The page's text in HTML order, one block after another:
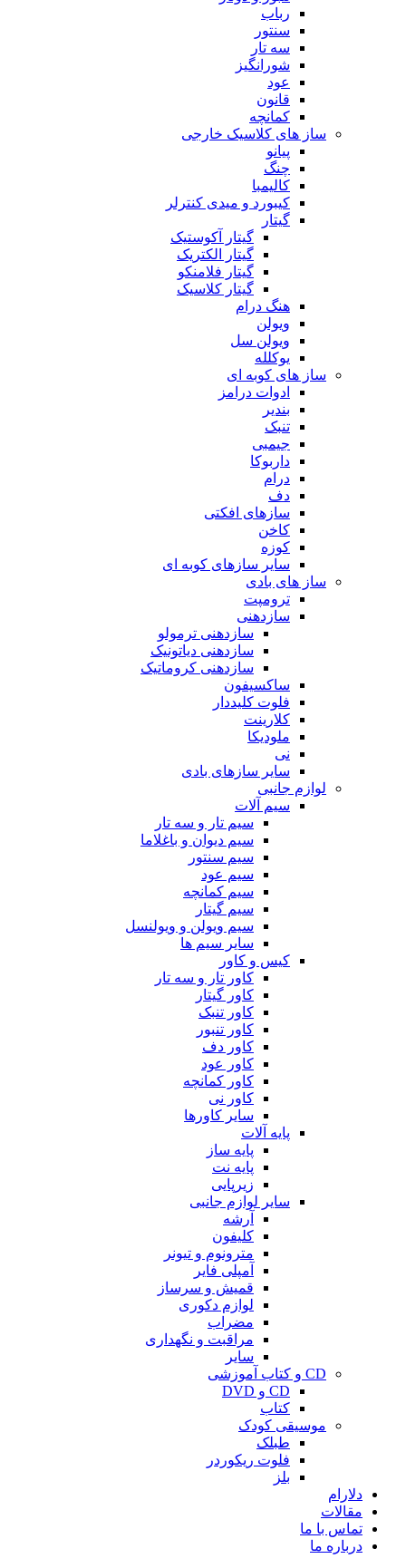
رباب
سنتور
سه تار
شورانگیز
عود
قانون
کمانچه
ساز های کلاسیک خارجی
پیانو
چنگ
کالیمبا
کیبورد و میدی کنترلر
گیتار
گیتار آکوستیک
گیتار الکتریک
گیتار فلامنکو
گیتار کلاسیک
هنگ درام
ویولن
ویولن سل
یوکلله
ساز های کوبه ای
ادوات درامز
بندیر
تنبک
جیمبی
داربوکا
درام
دف
سازهای افکتی
کاخن
کوزه
سایر سازهای کوبه ای
ساز های بادی
ترومپت
سازدهنی
سازدهنی ترمولو
سازدهنی دیاتونیک
سازدهنی کروماتیک
ساکسیفون
فلوت کلیددار
کلارینت
ملودیکا
نی
سایر سازهای بادی
لوازم جانبی
سیم آلات
سیم تار و سه تار
سیم دیوان و باغلاما
سیم سنتور
سیم عود
سیم کمانچه
سیم گیتار
سیم ویولن و ویولنسل
سایر سیم ها
کیس و کاور
کاور تار و سه تار
کاور گیتار
کاور تنبک
کاور تنبور
کاور دف
کاور عود
کاور کمانچه
کاور نی
سایر کاورها
پایه آلات
پایه ساز
پایه نت
زیرپایی
سایر لوازم جانبی
آرشه
کلیفون
مترونوم و تیونر
آمپلی فایر
قمیش و سرساز
لوازم دکوری
مضراب
مراقبت و نگهداری
سایر
CD و کتاب آموزشی
CD و DVD
کتاب
موسیقی کودک
طبلک
فلوت ریکوردر
بلز
دلارام
مقالات
تماس با ما
درباره ما